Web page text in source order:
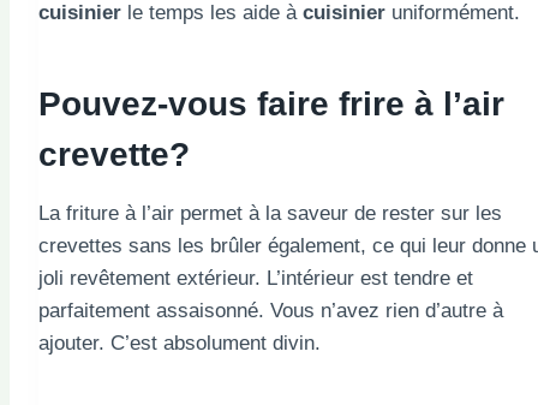
cuisinier le temps les aide à cuisinier uniformément.
Pouvez-vous faire frire à l’air
crevette?
La friture à l’air permet à la saveur de rester sur les
crevettes sans les brûler également, ce qui leur donne
joli revêtement extérieur. L’intérieur est tendre et
parfaitement assaisonné. Vous n’avez rien d’autre à
ajouter. C’est absolument divin.